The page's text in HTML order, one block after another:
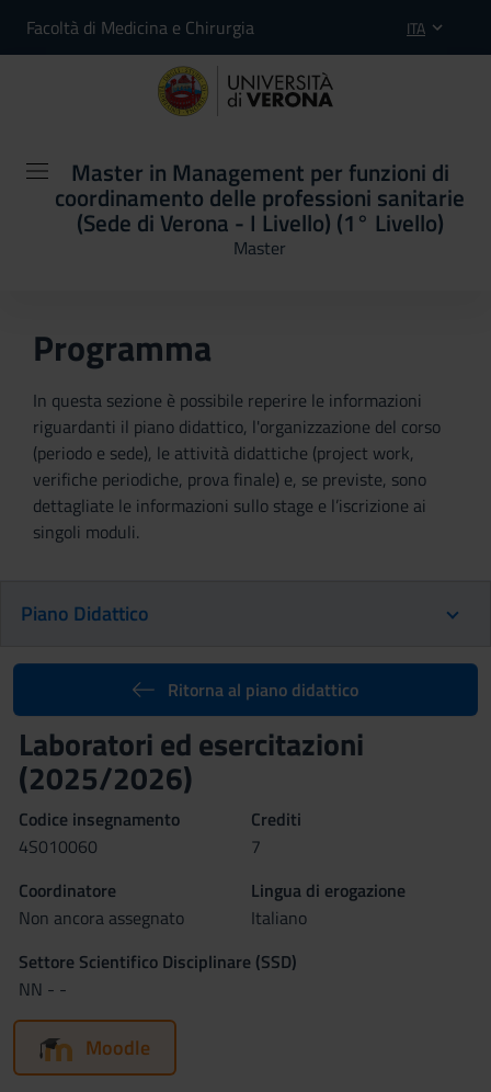
Facoltà di Medicina e Chirurgia ITA
Master in Management per funzioni di
coordinamento delle professioni sanitarie
(Sede di Verona - I Livello) (1° Livello)
Master
Programma
In questa sezione è possibile reperire le informazioni
riguardanti il piano didattico, l'organizzazione del corso
(periodo e sede), le attività didattiche (project work,
verifiche periodiche, prova finale) e, se previste, sono
dettagliate le informazioni sullo stage e l’iscrizione ai
singoli moduli.
Piano Didattico
Ritorna al piano didattico
Laboratori ed esercitazioni
(2025/2026)
Codice insegnamento
4S010060
Crediti
7
Coordinatore
Non ancora assegnato
Lingua di erogazione
Italiano
Settore Scientifico Disciplinare (SSD)
NN - -
Moodle